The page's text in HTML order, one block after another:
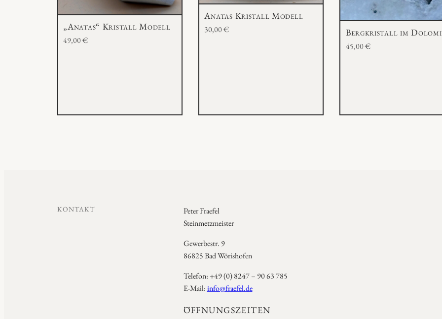
„Anatas“ Kristall Modell
49,00€
Anatas Kristall Modell
30,00€ Bergkristall im
45,00€
KONTAKT
Peter Fraefel
Steinmetzmeister
Gewerbestr. 9
86825 Bad Wörishofen
Telefon: +49 (0) 8247 – 90 63 785
E-Mail:info@fraefel.de
ÖFFNUNGSZEITEN